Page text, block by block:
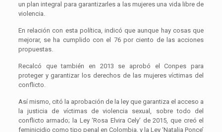
un plan integral para garantizarles a las mujeres una vida libre de
violencia.
En relación con esta política, indicó que aunque hay cosas que
mejorar, se ha cumplido con el 76 por ciento de las acciones
propuestas.
Recalcó que también en 2013 se aprobó el Conpes para
proteger y garantizar los derechos de las mujeres víctimas del
conflicto.
Así mismo, citó la aprobación de la ley que garantiza el acceso a
la justicia de víctimas de violencia sexual, sobre todo del
conflicto armado; la Ley ‘Rosa Elvira Cely’ de 2015, que creó el
feminicidio como tipo penal en Colombia, y la Ley ‘Natalia Ponce’